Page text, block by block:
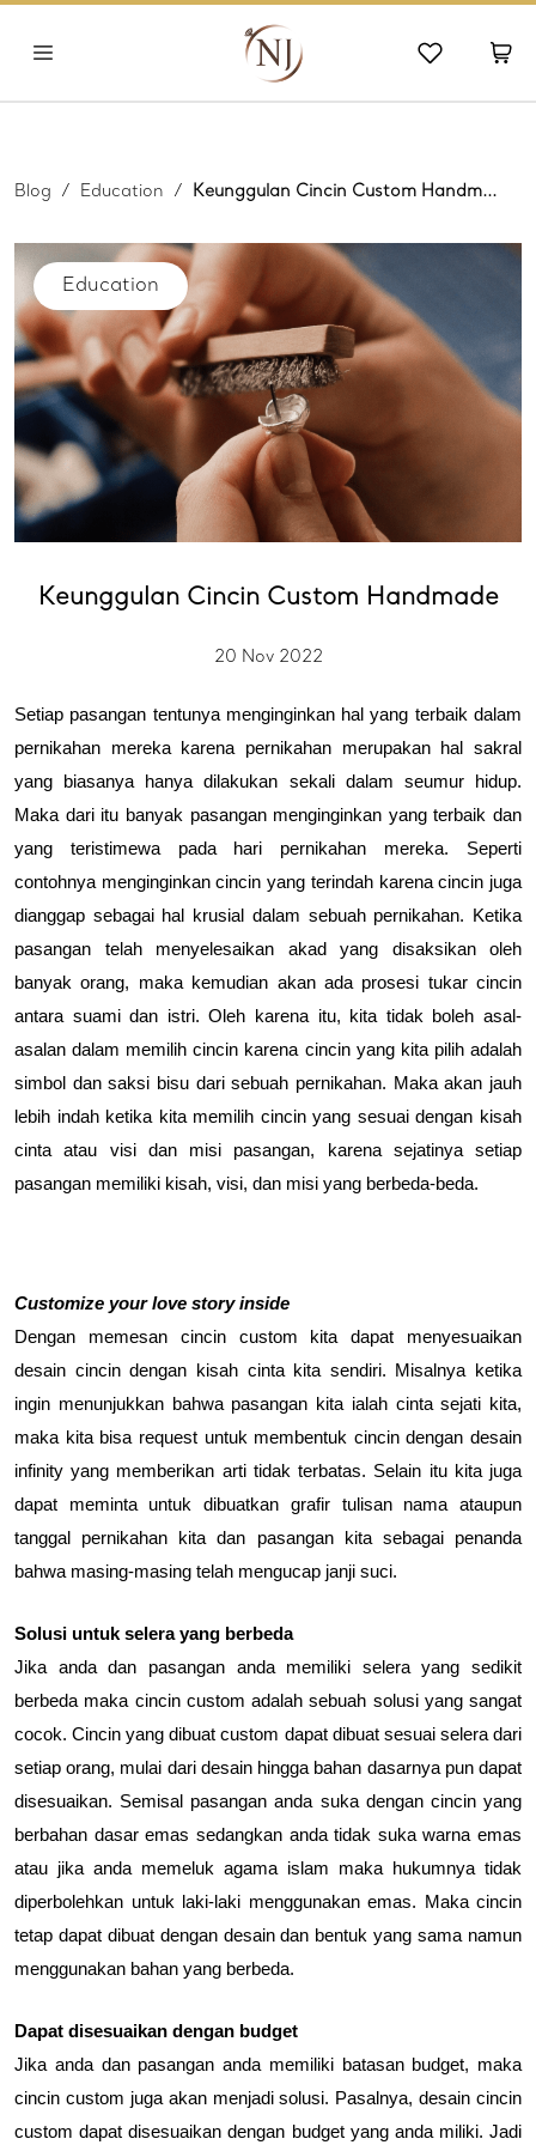
Blog / Education / Keunggulan Cincin Custom Handm...
Education
Keunggulan Cincin Custom Handmade
20 Nov 2022
Setiap pasangan tentunya menginginkan hal yang terbaik dalam
pernikahan mereka karena pernikahan merupakan hal sakral
yang biasanya hanya dilakukan sekali dalam seumur hidup.
Maka dari itu banyak pasangan menginginkan yang terbaik dan
yang teristimewa pada hari pernikahan mereka. Seperti
contohnya menginginkan cincin yang terindah karena cincin juga
dianggap sebagai hal krusial dalam sebuah pernikahan. Ketika
pasangan telah menyelesaikan akad yang disaksikan oleh
banyak orang, maka kemudian akan ada prosesi tukar cincin
antara suami dan istri. Oleh karena itu, kita tidak boleh asal-
asalan dalam memilih cincin karena cincin yang kita pilih adalah
simbol dan saksi bisu dari sebuah pernikahan. Maka akan jauh
lebih indah ketika kita memilih cincin yang sesuai dengan kisah
cinta atau visi dan misi pasangan, karena sejatinya setiap
pasangan memiliki kisah, visi, dan misi yang berbeda-beda.
Customize your love story inside
Dengan memesan cincin custom kita dapat menyesuaikan
desain cincin dengan kisah cinta kita sendiri. Misalnya ketika
ingin menunjukkan bahwa pasangan kita ialah cinta sejati kita,
maka kita bisa request untuk membentuk cincin dengan desain
infinity yang memberikan arti tidak terbatas. Selain itu kita juga
dapat meminta untuk dibuatkan grafir tulisan nama ataupun
tanggal pernikahan kita dan pasangan kita sebagai penanda
bahwa masing-masing telah mengucap janji suci.
Solusi untuk selera yang berbeda
Jika anda dan pasangan anda memiliki selera yang sedikit
berbeda maka cincin custom adalah sebuah solusi yang sangat
cocok. Cincin yang dibuat custom dapat dibuat sesuai selera dari
setiap orang, mulai dari desain hingga bahan dasarnya pun dapat
disesuaikan. Semisal pasangan anda suka dengan cincin yang
berbahan dasar emas sedangkan anda tidak suka warna emas
atau jika anda memeluk agama islam maka hukumnya tidak
diperbolehkan untuk laki-laki menggunakan emas. Maka cincin
tetap dapat dibuat dengan desain dan bentuk yang sama namun
menggunakan bahan yang berbeda.
Dapat disesuaikan dengan budget
Jika anda dan pasangan anda memiliki batasan budget, maka
cincin custom juga akan menjadi solusi. Pasalnya, desain cincin
custom dapat disesuaikan dengan budget yang anda miliki. Jadi